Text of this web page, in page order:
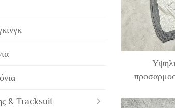
& Tracksuit